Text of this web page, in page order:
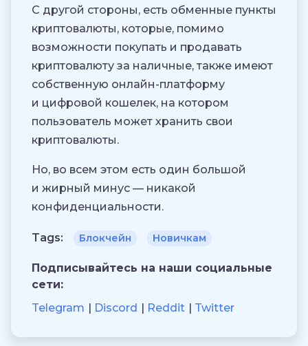
С другой стороны, есть обменные пункты
криптовалюты, которые, помимо
возможности покупать и продавать
криптовалюту за наличные, также имеют
собственную онлайн-платформу
и цифровой кошелек, на котором
пользователь может хранить свои
криптовалюты.
Но, во всем этом есть один большой
и жирный минус — никакой
конфиденциальности.
Tags: Блокчейн Новичкам
Подписывайтесь на наши социальные
сети:
Telegram
Discord Reddit Twitter